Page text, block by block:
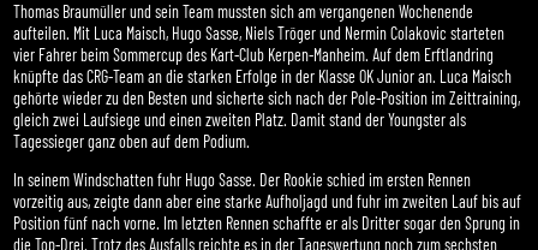
Thomas Braumüller und sein Team mussten sich am vergangenen Wochenende
aufteilen. Mit Luca Maisch, Hugo Sasse, Niels Tröger und Nermin Colakovic starteten
vier Fahrer beim Sommercup des Kart-Club Kerpen-Manheim. Auf dem Erftlandring
knüpfte das CRG-Team an die starken Erfolge in der Klasse OK Junior an. Luca Maisch
gehörte wieder zu den Besten und sicherte sich nach der Pole-Position im Zeittraining,
gleich zwei Laufsiege und einen zweiten Platz. Damit stand der Youngster als
Tagessieger ganz oben auf dem Podium.
In seinem Windschatten fuhr Hugo Sasse. Der Rookie schied im ersten Rennen
vorzeitig aus, zeigte dann aber eine starke Aufholjagd und fuhr im zweiten Lauf bis auf
Position fünf nach vorne. Im letzten Rennen schaffte er als Dritter sogar den Sprung in
die Top-Drei. Trotz des Ausfalls reichte es in der Tageswertung noch zum sechsten